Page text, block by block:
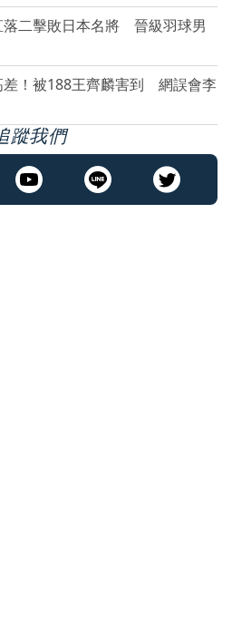
落二擊敗日本名將 晉級羽球男
差！被188王齊麟害到 網誤會李
蹤我們